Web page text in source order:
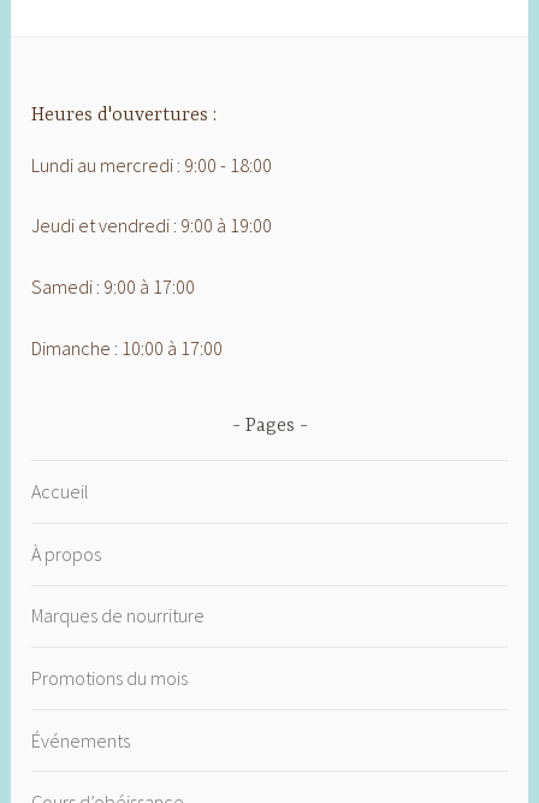
Heures d'ouvertures :
Lundi au mercredi : 9:00 - 18:00
Jeudi et vendredi : 9:00 à 19:00
Samedi : 9:00 à 17:00
Dimanche : 10:00 à 17:00
Pages
Accueil
À propos
Marques de nourriture
Promotions du mois
Événements